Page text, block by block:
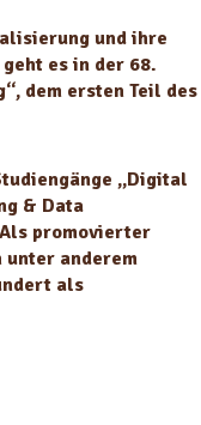
und ihre
es in der 68.
dem ersten Teil des
„Digital
& Data
promovierter
anderem
als